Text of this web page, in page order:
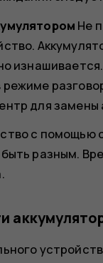
Не
для замены
с помощью
разным.